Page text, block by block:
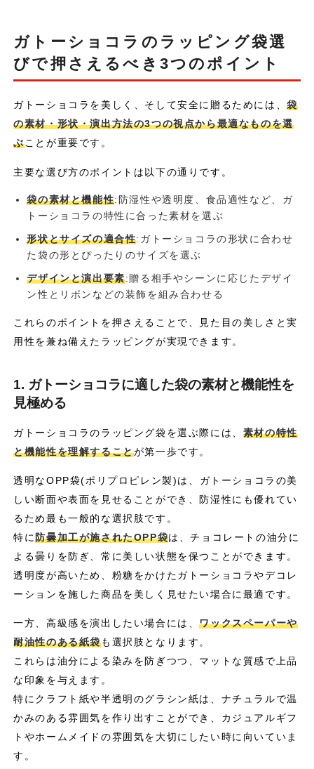
ガトーショコラのラッピング袋選
びで押さえるべき3つのポイント
ガトーショコラを美しく、そして安全に贈るためには、袋
の素材・形状・演出方法の3つの視点から最適なものを選
ぶことが重要です。
主要な選び方のポイントは以下の通りです。
袋の素材と機能性:防湿性や透明度、食品適性など、ガ
トーショコラの特性に合った素材を選ぶ
形状とサイズの適合性:ガトーショコラの形状に合わせ
た袋の形とぴったりのサイズを選ぶ
デザインと演出要素:贈る相手やシーンに応じたデザイ
ン性とリボンなどの装飾を組み合わせる
これらのポイントを押さえることで、見た目の美しさと実
用性を兼ね備えたラッピングが実現できます。
1. ガトーショコラに適した袋の素材と機能性を
見極める
ガトーショコラのラッピング袋を選ぶ際には、 素材の特性
と機能性を理解することが第一歩です。
透明なOPP袋(ポリプロピレン製)は、ガトーショコラの美
しい断面や表面を見せることができ、防湿性にも優れてい
るため最も一般的な選択肢です。
特に防曇加工が施されたOPP袋は、チョコレートの油分に
よる曇りを防ぎ、常に美しい状態を保つことができます。
透明度が高いため、粉糖をかけたガトーショコラやデコレ
ーションを施した商品を美しく見せたい場合に最適です。
一方、高級感を演出したい場合には、ワックスペーパーや
耐油性のある紙袋も選択肢となります。
これらは油分による染みを防ぎつつ、マットな質感で上品
な印象を与えます。
特にクラフト紙や半透明のグラシン紙は、ナチュラルで温
かみのある雰囲気を作り出すことができ、カジュアルギフ
トやホームメイドの雰囲気を大切にしたい時に向いていま
す。